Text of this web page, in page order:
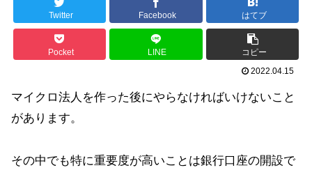
Twitter Facebook はてブ
Pocket LINE
コピー
2022.04.15
マイクロ法人を作った後にやらなければいけないこと
があります。
その中でも特に重要度が高いことは銀行口座の開設で